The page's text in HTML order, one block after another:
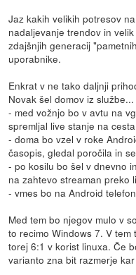
Jaz kakih velikih potresov
nadaljevanje trendov in
zdajšnjih generacij
uporabnike.
Enkrat v ne tako daljnji
Novak šel domov iz službe...
- med vožnjo bo v avtu na
spremljal live stanje na
- doma bo vzel v roke
časopis, gledal poročila in
- po kosilu bo šel v dnevno
na zahtevo streaman preko
- vmes bo na Android
Med tem bo njegov mulo v
to recimo Windows 7. V
torej 6:1 v korist linuxa. Če
varianto zna bit razmerje